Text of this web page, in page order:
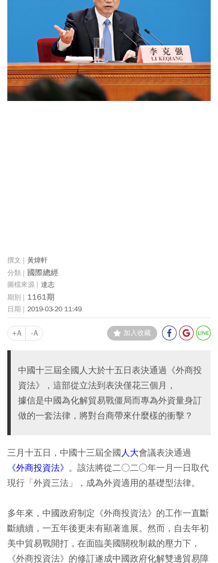
黃煒軒
國際總經
達志
1161期
2019-03-20 11:49
+A -A 加入收藏
中國十三屆全國人大於十五日表決通過《外商投
資法》，這部從立法到表決僅花三個月，
據信是中國為化解貿易戰僵局而專為外資量身訂
做的一套法律，將對台商帶來什麼樣的衝擊？
三月十五日，中國十三屆全國人大會議表決通過
《外商投資法》 。該法將從二○二○年一月一日取代
現行「外資三法」，成為外資適用的基礎型法律。
多年來，中國政府制定《外商投資法》的工作一直斷
斷續續，一五年後更未有顯著進展。然而，自去年初
美中貿易戰開打，在面臨美國關稅制裁的壓力下，
《外商投資法》的修訂遂成中國政府化解雙邊貿易障